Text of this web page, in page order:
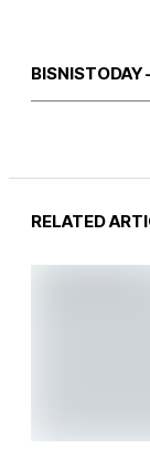
BISNISTODAY
RELATED